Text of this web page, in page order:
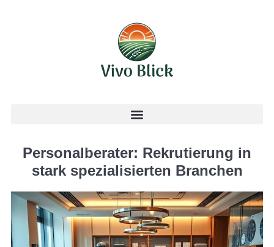
Personalberater: Rekrutierung in
stark spezialisierten Branchen